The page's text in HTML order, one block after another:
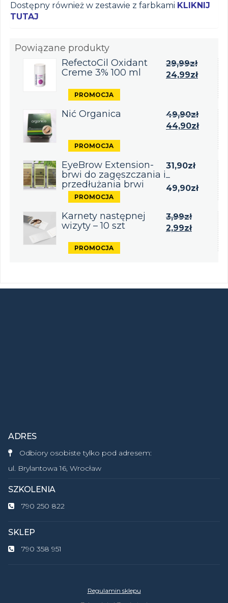
Dostępny również w zestawie z farbkami KLIKNIJ
TUTAJ
Powiązane produkty
RefectoCil Oxidant
Creme 3% 100 ml
29,99zł
24,99zł
Nić Organica 49,90zł
44,90zł
EyeBrow Extension-
brwi do zagęszczania i
przedłużania brwi
31,90zł
–
49,90zł
Karnety następnej
wizyty – 10 szt
3,99zł
2,99zł
ADRES
Odbiory osobiste tylko pod adresem:
ul. Brylantowa 16, Wrocław
SZKOLENIA
790 250 822
SKLEP
790 358 951
Regulamin sklepu